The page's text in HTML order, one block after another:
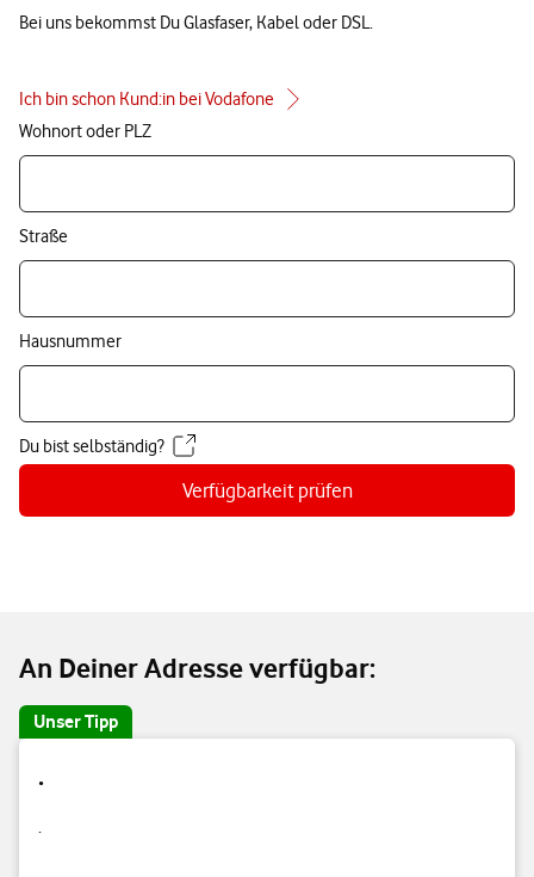
Bei uns bekommst Du Glasfaser, Kabel oder DSL.
Ich bin schon Kund:in bei Vodafone
Wohnort oder PLZ
Straße
Hausnummer
Du bist selbständig?
Verfügbarkeit prüfen
An Deiner Adresse verfügbar:
Unser Tipp
.
.